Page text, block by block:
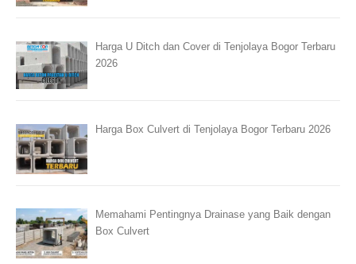
Harga U Ditch dan Cover di Tenjolaya Bogor Terbaru
2026
Harga Box Culvert di Tenjolaya Bogor Terbaru 2026
Memahami Pentingnya Drainase yang Baik dengan
Box Culvert